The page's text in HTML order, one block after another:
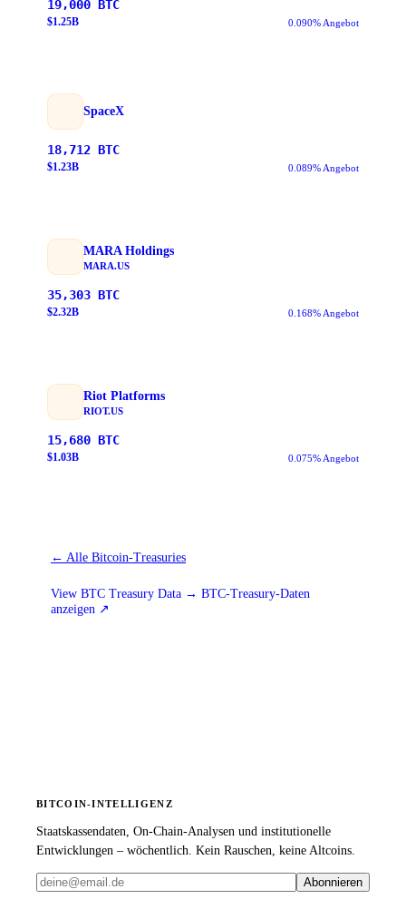
19,000 BTC
$1.25B 0.090% Angebot
SpaceX
18,712 BTC
$1.23B 0.089% Angebot
MARA Holdings
MARA.US
35,303 BTC
$2.32B 0.168% Angebot
Riot Platforms
RIOT.US
15,680 BTC
$1.03B 0.075% Angebot
← Alle Bitcoin-Treasuries
View BTC Treasury Data → BTC-Treasury-Daten
anzeigen ↗
BITCOIN-INTELLIGENZ
Staatskassendaten, On-Chain-Analysen und institutionelle
Entwicklungen – wöchentlich. Kein Rauschen, keine Altcoins.
Abonnieren